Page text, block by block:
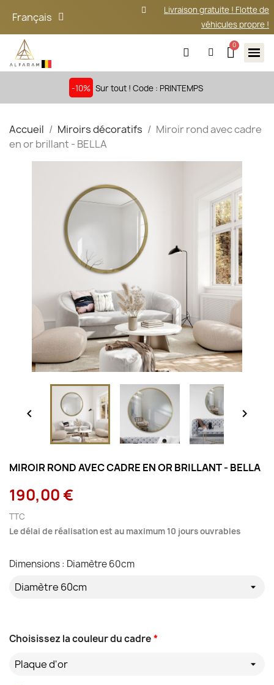
Français
Livraison gratuite ! Flotte de
véhicules propre !
-10% Sur tout ! Code : PRINTEMPS
Accueil Miroirs décoratifs
Miroir rond avec cadre
en or brillant - BELLA
 
MIROIR ROND AVEC CADRE EN OR BRILLANT - BELLA
190,00 €
TTC
Le délai de réalisation est au maximum 10 jours ouvrables
*
Choisissez la couleur du cadre
Plaque d'or
Dimensions : Diamètre 60cm